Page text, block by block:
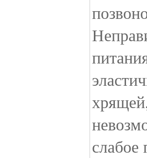
слабое